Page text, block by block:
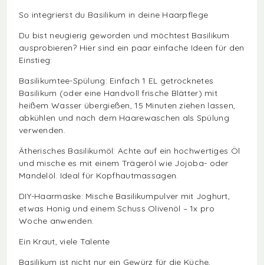
So integrierst du Basilikum in deine Haarpflege
Du bist neugierig geworden und möchtest Basilikum
ausprobieren? Hier sind ein paar einfache Ideen für den
Einstieg:
Basilikumtee-Spülung: Einfach 1 EL getrocknetes
Basilikum (oder eine Handvoll frische Blätter) mit
heißem Wasser übergießen, 15 Minuten ziehen lassen,
abkühlen und nach dem Haarewaschen als Spülung
verwenden.
Ätherisches Basilikumöl: Achte auf ein hochwertiges Öl
und mische es mit einem Trägeröl wie Jojoba- oder
Mandelöl. Ideal für Kopfhautmassagen.
DIY-Haarmaske: Mische Basilikumpulver mit Joghurt,
etwas Honig und einem Schuss Olivenöl – 1x pro
Woche anwenden.
Ein Kraut, viele Talente
Basilikum ist nicht nur ein Gewürz für die Küche,